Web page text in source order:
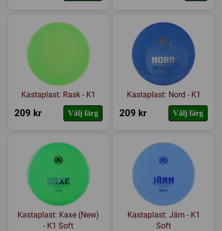
Kastaplast: Rask - K1
209 kr Välj färg
Kastaplast: Nord - K1
209 kr Välj färg
Kastaplast: Kaxe (New)
- K1 Soft
Kastaplast: Järn - K1
Soft